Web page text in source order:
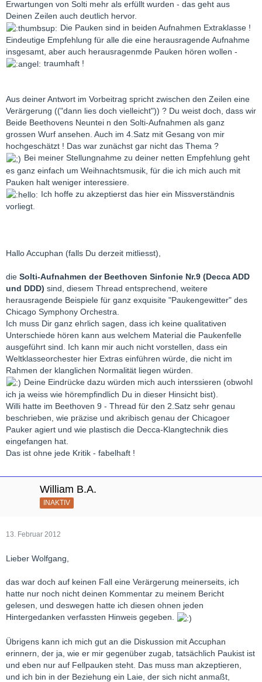
Erwartungen von Solti mehr als erfüllt wurden - das geht aus
Deinen Zeilen auch deutlich hervor.
Die Pauken sind in beiden Aufnahmen Extraklasse !
Eindeutige Empfehlung für alle die eine herausragende Aufnahme
insgesamt, aber auch herausragenmde Pauken hören wollen -
traumhaft !
Aus deiner Antwort im Vorbeitrag spricht zwischen den Zeilen eine
Verärgerung (("dann lies doch vielleicht")) ? Du weist doch, dass wir
Beide Beethovens Neuntei n den Solti-Aufnahmen als ganz
grossen Wurf ansehen. Auch im 4.Satz mit Gesang von mir
hochgeschätzt ! Das war zunächst gar nicht das Thema ?
Bei meiner Stellungnahme zu deiner netten Empfehlung geht
es ganz einfach um Weihnachtsmusik, für die ich mich auch mit
Pauken halt weniger interessiere.
Ich hoffe zu akzeptierst das hier ein Missverständnis
vorliegt.
Hallo Accuphan (falls Du derzeit mitliesst),
die Solti-Aufnahmen der Beethoven Sinfonie Nr.9 (Decca ADD
und DDD) sind, diesem Thread entsprechend, weitere
herausragende Beispiele für ganz exquisite "Paukengewitter" des
Chicago Symphony Orchestra.
Ich muss Dir ganz ehrlich sagen, dass ich keine qualitativen
Unterschiede hören kann aus welchem Material die Paukenfelle
ausgeführt sind. Ich kann mir auch nicht vorstellen, dass ein
Weltklasseorchester hier Extras einführen würde, die nicht im
Rahmen der klanglichen Normalität liegen würden.
Deine Eindrücke dazu würden mich auch interssieren (obwohl
ich ja weiss wie hörempfindlich Du in dieser Hinsicht bist).
Willi hatte im Beethoven 9 - Thread für den 2.Satz sehr genau
beschrieben, wie präzise und akribisch genau der Chicagoer
Pauker agiert und wie plastisch die Decca-Klangtechnik dies
eingefangen hat.
Das ist ohne jede Kritik - fabelhaft !
William B.A.
INAKTIV
13. Februar 2012
Lieber Wolfgang,
das war doch auf keinen Fall eine Verärgerung meinerseits, ich
hatte nur noch nicht deinen Kommentar zu meinem Bericht
gelesen, und deswegen hatte ich diesen ohnen jeden
Hintergedanken verfassten Hinweis gegeben.
Übrigens kann ich mich gut an die Diskussion mit Accuphan
erinnern, der ja, wie er mir gegenüber zugab, tatsächlich Paukist ist
und eben nur auf Fellpauken steht. Das muss man akzeptieren,
und ich bin in der Beziehung ein Laie, der sich nicht anmaßt,